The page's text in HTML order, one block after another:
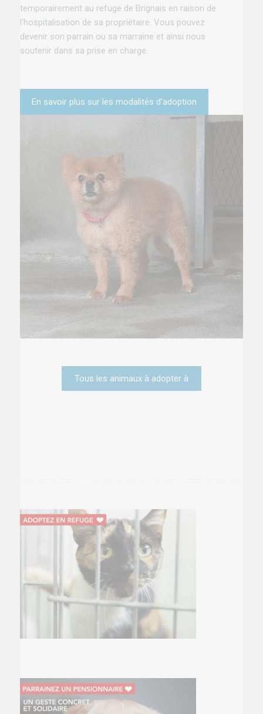
temporairement au refuge de Brignais en raison de
l’hospitalisation de sa propriétaire. Vous pouvez
devenir son parrain ou sa marraine et ainsi nous
soutenir dans sa prise en charge.
En savoir plus sur les modalités d'adoption
Tous les animaux à adopter à